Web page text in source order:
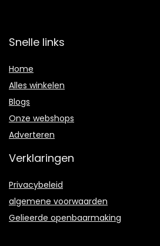
Snelle links
Home
Alles winkelen
Blogs
Onze webshops
Adverteren
Verklaringen
Privacybeleid
algemene voorwaarden
Gelieerde openbaarmaking